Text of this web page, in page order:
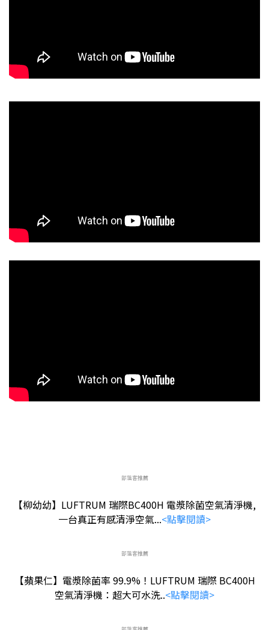
部落客推薦
【柳幼幼】LUFTRUM 瑞際BC400H 電漿除菌空氣清淨機,
一台真正有感清淨空氣...<點擊閱讀>
部落客推薦
【蘋果仁】電漿除菌率 99.9%！LUFTRUM 瑞際 BC400H
空氣清淨機：超大可水洗..<點擊閱讀>